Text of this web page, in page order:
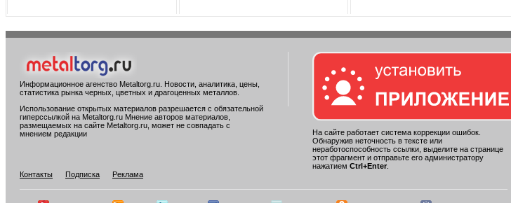
Информационное агенство Metaltorg.ru. Новости, аналитика, цены,
статистика рынка черных, цветных и драгоценных металлов.
Использование открытых материалов разрешается с обязательной
гиперссылкой на Metaltorg.ru Мнение авторов материалов,
размещаемых на сайте Metaltorg.ru, может не совпадать с
мнением редакции
На сайте работает система коррекции ошибок.
Обнаружив неточность в тексте или
неработоспособность ссылки, выделите на странице
этот фрагмент и отправьте его администратору
нажатием Ctrl+Enter
Контакты
Подписка Реклама